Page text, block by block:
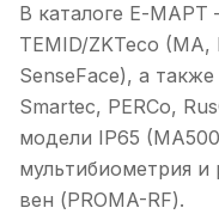
В каталоге Е-МАРТ
TEMID/ZKTeco (MA,
SenseFace), а
Smartec, PERCo,
модели IP65
мультибиометрия и
вен (PROMA-RF).